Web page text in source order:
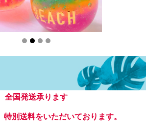
全国発送承ります
別送料をいただいております。